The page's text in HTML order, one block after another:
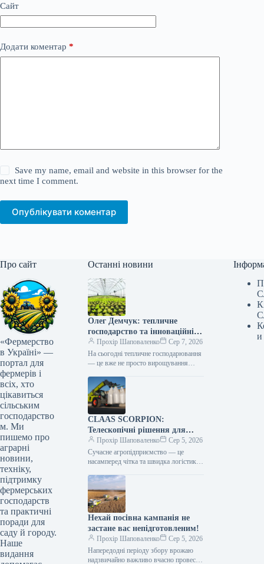
Сайт
Додати коментар *
Save my name, email and website in this browser for the
next time I comment.
Опублікувати коментар
Про сайт
«Фермерство
в Україні» —
портал для
фермерів і
всіх, хто
цікавиться
сільським
господарство
м. Ми
пишемо про
аграрні
новини,
техніку,
підтримку
фермерських
господарств
та практичні
поради для
саду й городу.
Наше
видання
Останні новини
Олег Демчук: тепличне
господарство та інноваційні
центри в Україні
Прохір Шаповаленко
Сер 7, 2026
На сьогодні тепличне господарювання
— це вже не просто вирощування
технологій та цифрових інструментів,
що…
CLAAS SCORPION:
Телескопічні рішення для
ефективного агрологістичного
менеджменту
Прохір Шаповаленко
Сер 5, 2026
Сучасне агропідприємство — це
насамперед чітка та швидка логістика.
тисяч тонн зерна, робота з
біогазовими…
Нехай посівна кампанія не
застане вас непідготовленим!
Прохір Шаповаленко
Сер 5, 2026
Напередодні періоду збору врожаю
надзвичайно важливо вчасно провести
и